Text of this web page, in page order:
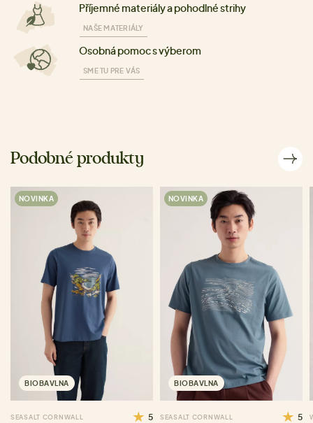
Příjemné materiály a pohodlné strihy
NAŠE MATERIÁLY
Osobná pomoc s výberom
SME TU PRE VÁS
Podobné produkty
NOVINKA
BIOBAVLNA
SEASALT CORNWALL 5
NOVINKA
BIOBAVLNA
SEASALT CORNWALL 5